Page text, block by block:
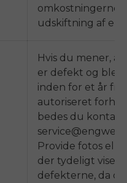
omkostningerne
udskiftning af
Hvis du mener, at
er defekt og blev
inden for et år fra
autoriseret
bedes du
Provide fotos
der tydeligt viser
defekterne, da